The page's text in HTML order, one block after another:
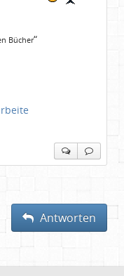
Bücher“
Antworten